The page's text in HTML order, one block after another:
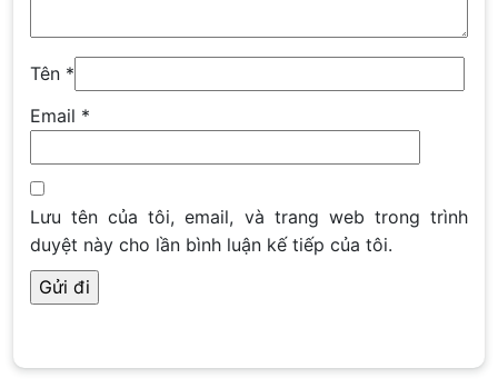
Tên *
Email *
Lưu tên của tôi, email, và trang web trong trình
duyệt này cho lần bình luận kế tiếp của tôi.